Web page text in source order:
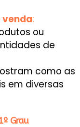
venda:
ou
de
como as
em diversas
Grau